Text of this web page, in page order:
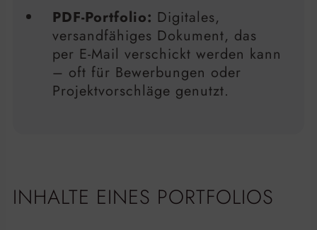
PDF-Portfolio: Digitales,
versandfähiges Dokument, das
per E-Mail verschickt werden kann
– oft für Bewerbungen oder
Projektvorschläge genutzt.
INHALTE EINES PORTFOLIOS